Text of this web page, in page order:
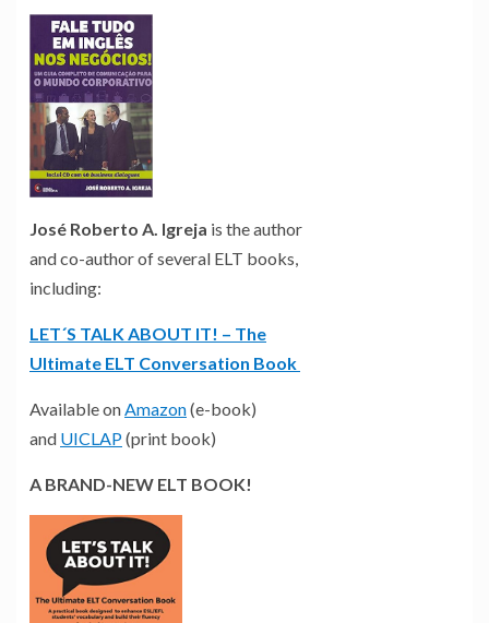
José Roberto A. Igreja is the author
and co-author of several ELT books,
including:
LET´S TALK ABOUT IT! – The
Ultimate ELT Conversation Book
Available on Amazon(e-book)
and UICLAP(print book)
A BRAND-NEW ELT BOOK!